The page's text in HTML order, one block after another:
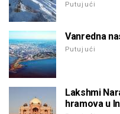
Putujući
Vanredna
Putujući
Lakshmi
hramova u